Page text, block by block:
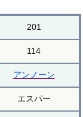
201
114
アンノーン
エスパー